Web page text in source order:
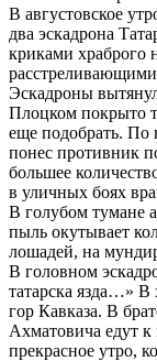
В августовское
два эскадрона
криками храброго
Эскадроны
Плоцком покрыто
еще подобрать. По
понес противник
большее
в уличных боях
В голубом тумане
пыль окутывает
лошадей, на
В головном
татарска язда…» В
гор Кавказа. В
Ахматовича едут
прекрасное утро,